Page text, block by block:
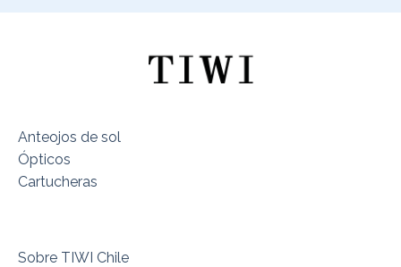
Anteojos de sol
Ópticos
Cartucheras
Sobre TIWI Chile